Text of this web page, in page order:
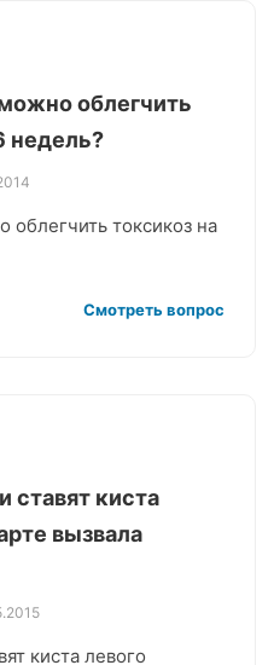
облегчить
недель?
облегчить токсикоз на
Смотреть вопрос
ставят киста
вызвала
киста левого